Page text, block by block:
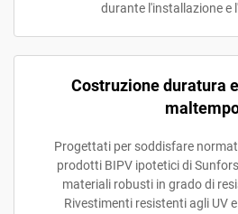
durante l'installazione e
Costruzione duratura
Progettati per soddisfare
prodotti BIPV ipotetici di
materiali robusti in grado di
Rivestimenti resistenti agli UV